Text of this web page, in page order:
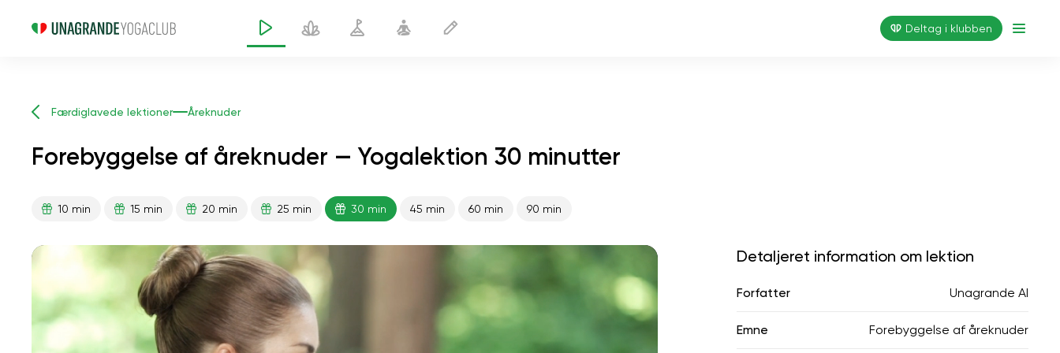
Deltag i klubben
Færdiglavede lektioner Åreknuder
Forebyggelse af åreknuder — Yogalektion 30 minutter
10 min 15 min 20 min 25 min 30 min 45 min 60 min 90 min
Detaljeret information om lektion
Forfatter Unagrande AI
Emne Forebyggelse af åreknuder